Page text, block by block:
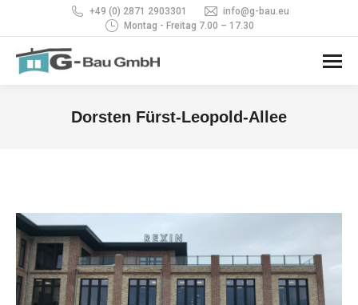
+49 (0) 2871 2903301
info@g-bau.eu
Montag - Freitag 7.00 – 17.30
Dorsten Fürst-Leopold-Allee